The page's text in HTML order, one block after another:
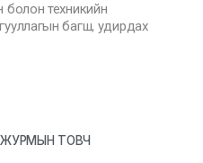
техникийн
багш, удирдах
ТОВЧ